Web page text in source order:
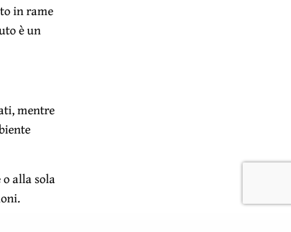
in rame
è un
mentre
alla sola